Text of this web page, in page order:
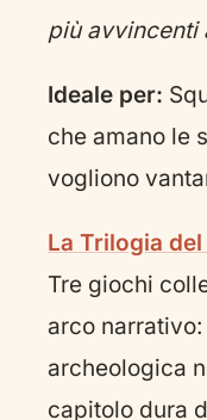
più avvincenti
Ideale per:
che amano le
vogliono
La Trilogia
Tre giochi
arco
archeologica
capitolo dura